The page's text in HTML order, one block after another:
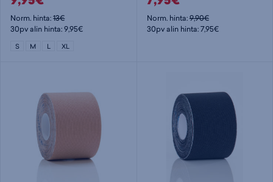
Norm. hinta:13€
30pv alin hinta: 9,95€
S M L XL
Norm. hinta:9,90€
30pv alin hinta: 7,95€